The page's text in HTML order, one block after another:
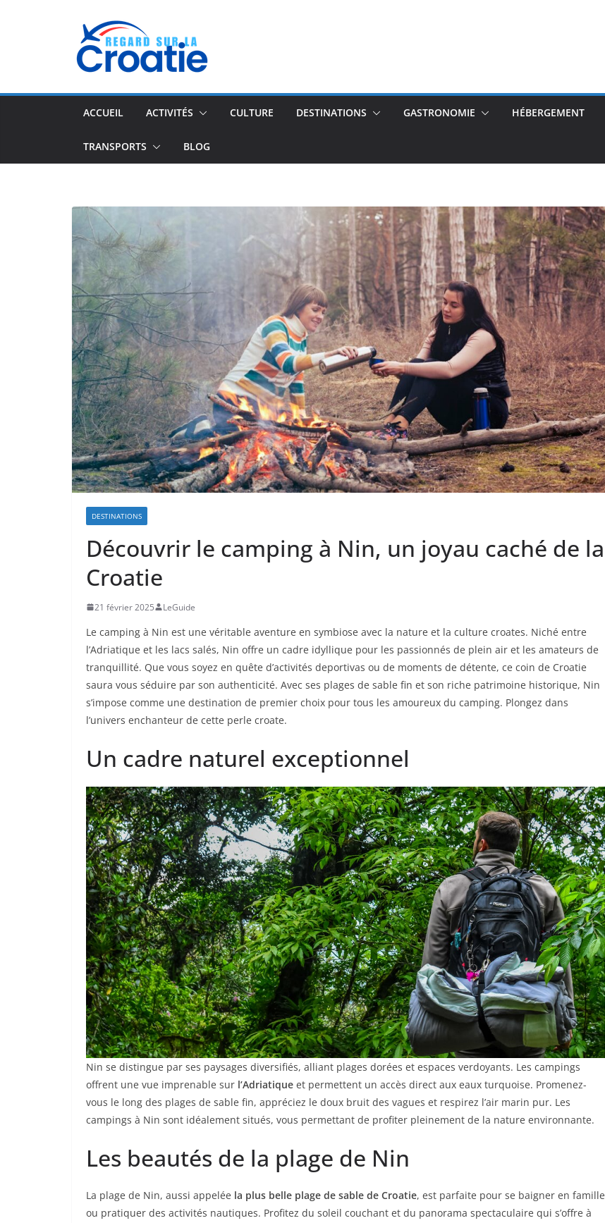
ACCUEIL ACTIVITÉS CULTURE DESTINATIONS GASTRONOMIE HÉBERGEMENT
TRANSPORTS BLOG
DESTINATIONS
Découvrir le camping à Nin, un joyau caché de la
Croatie
21 février 2025 LeGuide
Le camping à Nin est une véritable aventure en symbiose avec la nature et la culture croates. Niché entre
l’Adriatique et les lacs salés, Nin offre un cadre idyllique pour les passionnés de plein air et les amateurs de
tranquillité. Que vous soyez en quête d’activités deportivas ou de moments de détente, ce coin de Croatie
saura vous séduire par son authenticité. Avec ses plages de sable fin et son riche patrimoine historique, Nin
s’impose comme une destination de premier choix pour tous les amoureux du camping. Plongez dans
l’univers enchanteur de cette perle croate.
Un cadre naturel exceptionnel
Nin se distingue par ses paysages diversifiés, alliant plages dorées et espaces verdoyants. Les campings
offrent une vue imprenable sur l’Adriatique et permettent un accès direct aux eaux turquoise. Promenez-
vous le long des plages de sable fin, appréciez le doux bruit des vagues et respirez l’air marin pur. Les
campings à Nin sont idéalement situés, vous permettant de profiter pleinement de la nature environnante.
Les beautés de la plage de Nin
La plage de Nin, aussi appelée la plus belle plage de sable de Croatie, est parfaite pour se baigner en famille
ou pratiquer des activités nautiques. Profitez du soleil couchant et du panorama spectaculaire qui s’offre à